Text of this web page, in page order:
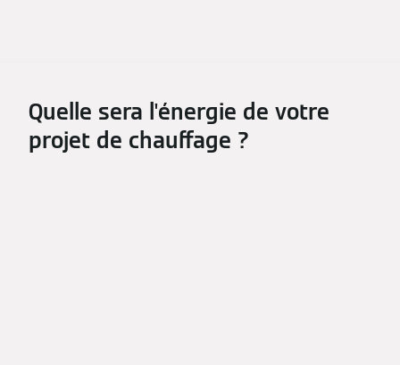
Quelle sera l'énergie de votre
projet de chauffage ?